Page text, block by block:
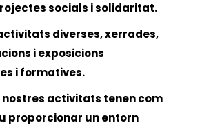
socials i solidaritat.
diverses, xerrades,
i exposicions
i formatives.
nostres activitats tenen com
proporcionar un entorn